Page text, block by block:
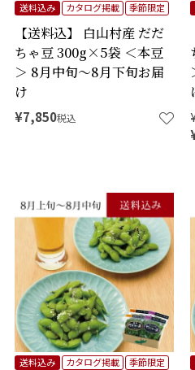
【送料込】 白山村産 だだ
ちゃ豆 300g×5袋 ＜本豆
＞ 8月中旬～8月下旬お届
け
送料込み カタログ掲載 季節限定
¥7,850税込
送料込み カタログ掲載 季節限定